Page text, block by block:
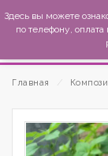
Главная
Здесь вы можете
по телефону,